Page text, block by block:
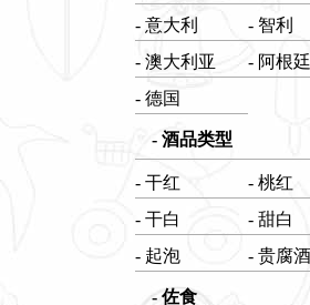
- 意大利
- 智利
- 澳大利亚
- 阿根廷
- 德国
- 酒品类型
- 干红
- 桃红
- 干白
- 甜白
- 起泡
- 贵腐酒
- 佐食